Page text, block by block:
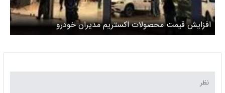
افزایش قیمت محصولات اکستریم مدیران خودرو